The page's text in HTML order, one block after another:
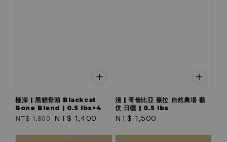
極深 | 黑貓骨頭 Blackcat
Bone Blend | 0.5 lbs×4
Regular
NT$ 1,800 Sale
NT$ 1,400
淺 | 哥倫比亞 薇拉 自然農場 藝
伎 日曬 | 0.5 lbs
Regular
NT$ 1,500